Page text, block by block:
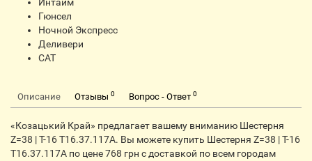
Гюнсел
Ночной Экспресс
Деливери
CАТ
Описание Отзывы 0 Вопрос - Ответ 0
«Козацький Край» предлагает вашему вниманию Шестерня
Z=38 | Т-16 Т16.37.117А. Вы можете купить Шестерня Z=38 | Т-16
Т16.37.117А по цене 768 грн с доставкой по всем городам